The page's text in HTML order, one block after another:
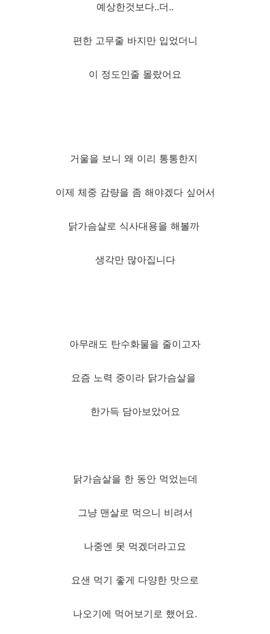
예상한것보다..더..
편한 고무줄 바지만 입었더니
이 정도인줄 몰랐어요
거울을 보니 왜 이리 통통한지
이제 체중 감량을 좀 해야겠다 싶어서
닭가슴살로 식사대용을 해볼까
생각만 많아집니다
아무래도 탄수화물을 줄이고자
요즘 노력 중이라 닭가슴살을
한가득 담아보았어요
닭가슴살을 한 동안 먹었는데
그냥 맨살로 먹으니 비려서
나중엔 못 먹겠더라고요
요샌 먹기 좋게 다양한 맛으로
나오기에 먹어보기로 했어요.